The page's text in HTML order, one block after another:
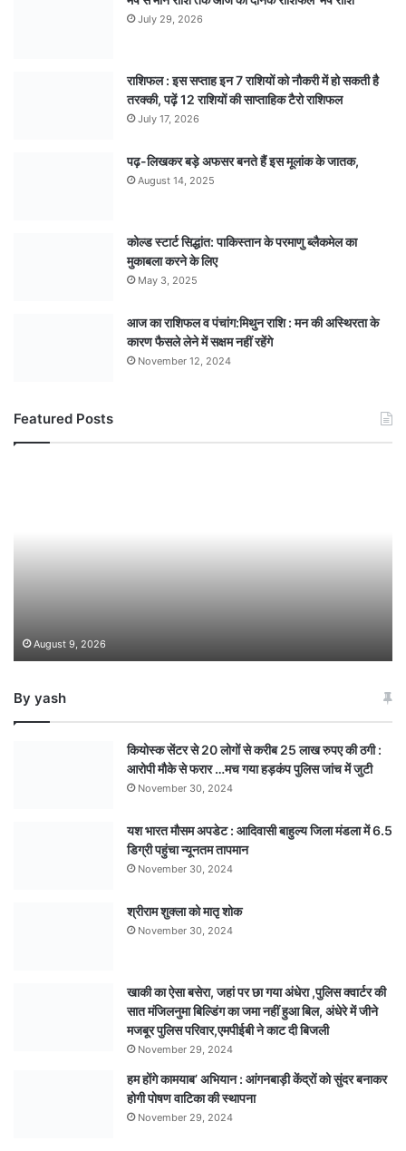
July 29, 2026
राशिफल : इस सप्ताह इन 7 राशियों को नौकरी में हो सकती है
तरक्की, पढ़ें 12 राशियों की साप्ताहिक टैरो राशिफल
July 17, 2026
पढ़-लिखकर बड़े अफसर बनते हैं इस मूलांक के जातक,
August 14, 2025
कोल्ड स्टार्ट सिद्धांत: पाकिस्तान के परमाणु ब्लैकमेल का
मुकाबला करने के लिए
May 3, 2025
आज का राशिफल व पंचांग:मिथुन राशि : मन की अस्थिरता के
कारण फैसले लेने में सक्षम नहीं रहेंगे
November 12, 2024
Featured Posts
August 9, 2026
By yash
कियोस्क सेंटर से 20 लोगों से करीब 25 लाख रुपए की ठगी :
आरोपी मौके से फरार …मच गया हड़कंप पुलिस जांच में जुटी
November 30, 2024
यश भारत मौसम अपडेट : आदिवासी बाहुल्य जिला मंडला में 6.5
डिग्री पहुंचा न्यूनतम तापमान
November 30, 2024
श्रीराम शुक्ला को मातृ शोक
November 30, 2024
खाकी का ऐसा बसेरा, जहां पर छा गया अंधेरा ,पुलिस क्वार्टर की
सात मंजिलनुमा बिल्डिंग का जमा नहीं हुआ बिल, अंधेरे में जीने
मजबूर पुलिस परिवार,एमपीईबी ने काट दी बिजली
November 29, 2024
हम होंगे कामयाब’ अभियान : आंगनबाड़ी केंद्रों को सुंदर बनाकर
होगी पोषण वाटिका की स्थापना
November 29, 2024